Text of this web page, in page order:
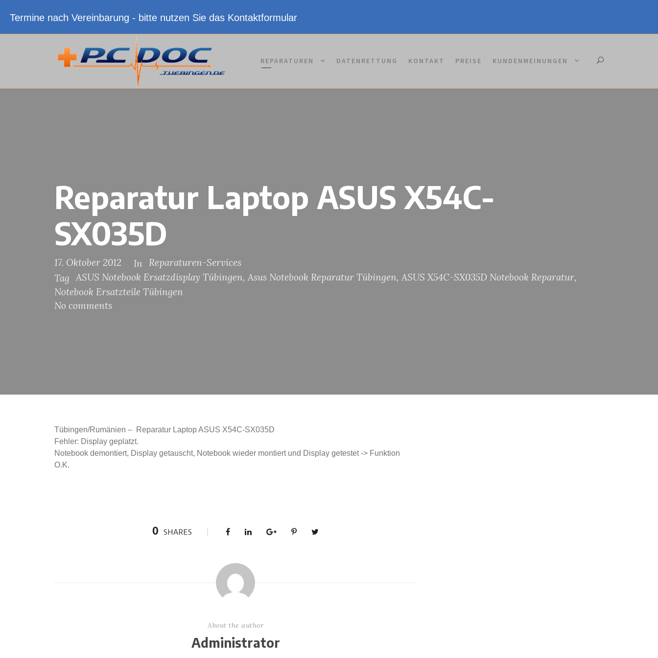
Termine nach Vereinbarung - bitte nutzen Sie das Kontaktformular
REPARATUREN DATENRETTUNG KONTAKT PREISE KUNDENMEINUNGEN
Reparatur Laptop ASUS X54C-
SX035D
17. Oktober 2012 In
Reparaturen-Services
Tag
ASUS Notebook Ersatzdisplay Tübingen, Asus Notebook Reparatur Tübingen, ASUS X54C-SX035D Notebook Reparatur,
Notebook Ersatzteile Tübingen
No comments
Tübingen/Rumänien – Reparatur Laptop ASUS X54C-SX035D
Fehler: Display geplatzt.
Notebook demontiert, Display getauscht, Notebook wieder montiert und Display getestet -> Funktion
O.K.
0 SHARES
About the author
Administrator